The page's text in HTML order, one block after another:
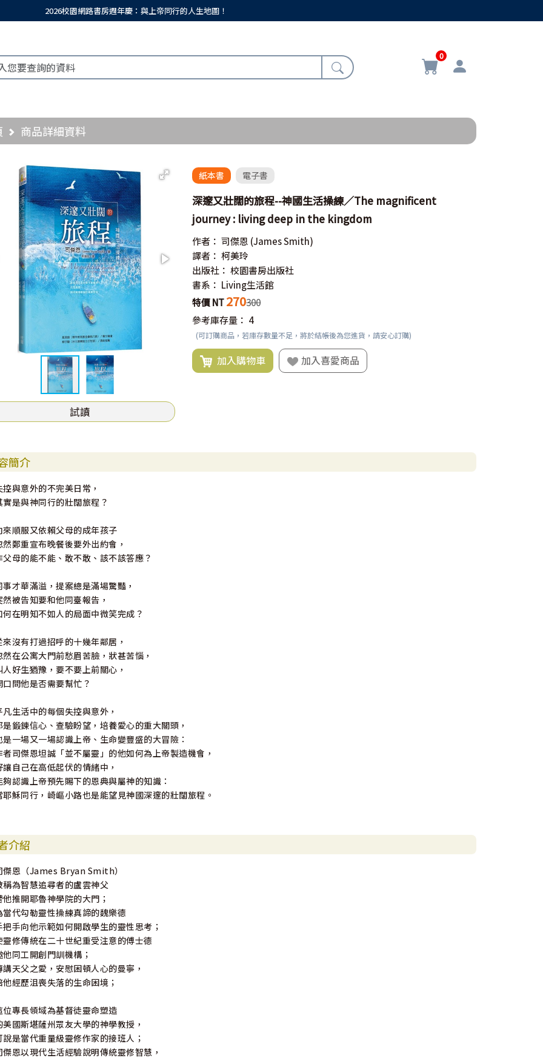
2026校園網路書房週年慶：與上帝同行的人生地圖！
0
商品詳細資料
試讀
紙本書 電子書
深邃又壯闊的旅程--神國生活操練／The magnificent
journey : living deep in the kingdom
作者： 司傑恩 (James Smith)
譯者： 柯美玲
出版社： 校園書房出版社
書系： Living生活館
特價 NT270300
參考庫存量： 4
(可訂購商品，若庫存數量不足，將於結帳後為您進貨，請安心訂購)
加入購物車 加入喜愛商品
簡介
控與意外的不完美日常，
實是與神同行的壯闊旅程？
來順服又依賴父母的成年孩子
然鄭重宣布晚餐後要外出約會，
父母的能不能、敢不敢、該不該答應？
事才華滿溢，提案總是滿場驚豔，
然被告知要和他同臺報告，
何在明知不如人的局面中微笑完成？
來沒有打過招呼的十幾年鄰居，
然在公寓大門前愁眉苦臉，狀甚苦惱，
人好生猶豫，要不要上前關心，
口問他是否需要幫忙？
凡生活中的每個失控與意外，
是鍛鍊信心、查驗盼望，培養愛心的重大關頭，
是一場又一場認識上帝、生命變豐盛的大冒險：
者司傑恩坦誠「並不屬靈」的他如何為上帝製造機會，
讓自己在高低起伏的情緒中，
夠認識上帝預先賜下的恩典與屬神的知識：
耶穌同行，崎嶇小路也是能望見神國深邃的壯闊旅程。
介紹
傑恩（James Bryan Smith）
稱為智慧追尋者的盧雲神父
他推開耶魯神學院的大門；
當代勾勒靈性操練真諦的魏樂德
把手向他示範如何開啟學生的靈性思考；
靈修傳統在二十世紀重受注意的傅士德
他同工開創門訓機構；
講天父之愛，安慰困頓人心的曼寧，
他經歷沮喪失落的生命困境；
位專長領域為基督徒靈命塑造
美國斯堪薩州眾友大學的神學教授，
說是當代重量級靈修作家的接班人；
傑恩以現代生活經驗說明傳統靈修智慧，